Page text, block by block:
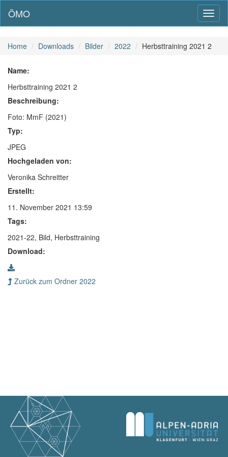
ÖMO
Home Downloads Bilder 2022 Herbsttraining 2021 2
Name:
Herbsttraining 2021 2
Beschreibung:
Foto: MmF (2021)
Typ:
JPEG
Hochgeladen von:
Veronika Schreitter
Erstellt:
11. November 2021 13:59
Tags:
2021-22, Bild, Herbsttraining
Download:
Zurück zum Ordner 2022